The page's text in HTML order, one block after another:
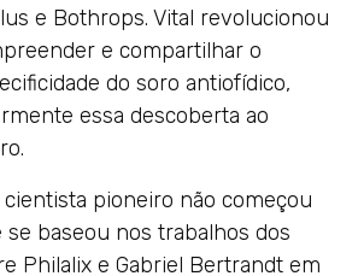
e Bothrops. Vital revolucionou
e compartilhar o
do soro antiofídico,
essa descoberta ao
pioneiro não começou
se baseou nos trabalhos dos
Philalix e Gabriel Bertrandt em